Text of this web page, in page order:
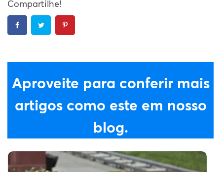
Compartilhe!
Aproveite para conferir mais
artigos como este em nosso
blog.